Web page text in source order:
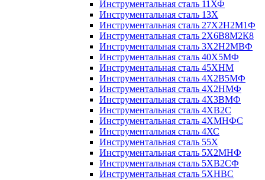
Инструментальная сталь 11ХФ
Инструментальная сталь 13Х
Инструментальная сталь 27Х2Н2М1Ф
Инструментальная сталь 2Х6В8М2К8
Инструментальная сталь 3Х2Н2МВФ
Инструментальная сталь 40Х5МФ
Инструментальная сталь 45ХНМ
Инструментальная сталь 4Х2В5МФ
Инструментальная сталь 4Х2НМФ
Инструментальная сталь 4Х3ВМФ
Инструментальная сталь 4ХВ2С
Инструментальная сталь 4ХМНФС
Инструментальная сталь 4ХС
Инструментальная сталь 55Х
Инструментальная сталь 5Х2МНФ
Инструментальная сталь 5ХВ2СФ
Инструментальная сталь 5ХНВС